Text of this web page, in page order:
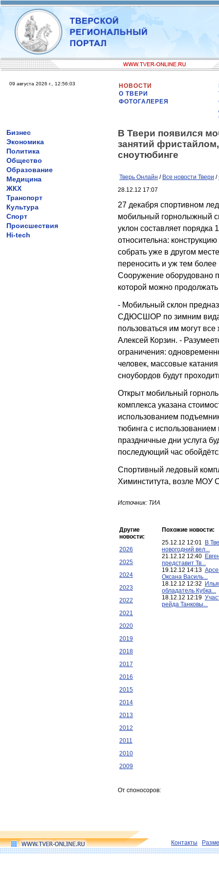
09 августа 2026 г., 12:56:03
НОВОСТИ
О ТВЕРИ
ФОТОГАЛЕРЕЯ
Бизнес
Экономика
Политика
Общество
Образование
Медицина
ЖКХ
Транспорт
Культура
Спорт
Происшествия
Hi-tech
В Твери появился
занятий
сноутюбинге
Тверь Онлайн / Все новости Твери /
28.12.12 17:07
27 декабря спортивном
мобильный горнолыжный
уклон составляет порядка
относительна:
собрать уже в другом
переносить и уж тем
Сооружение оборудовано
которой можно
- Мобильный склон
СДЮСШОР по зимним
пользоваться им могут
Алексей Корзин. -
ограничения:
человек, массовые
сноубордов будут
Открыт мобильный
комплекса указана
использованием
тюбинга с
праздничные дни услуга
последующий час
Спортивный ледовый
Химинститута, возле
Источник: ТИА
Другие
новости:
2026
2025
2024
2023
2022
2021
2020
2019
2018
2017
2016
2015
2014
2013
2012
2011
2010
2009
Похожие новости:
25.12.12 12:01
В
новогодний вел...
21.12.12 12:40
представит Тв...
19.12.12 14:13
Оксана Василь...
18.12.12 12:32
обладатель Кубка...
18.12.12 12:19
рейда Танковы...
От споносоров:
Контакты